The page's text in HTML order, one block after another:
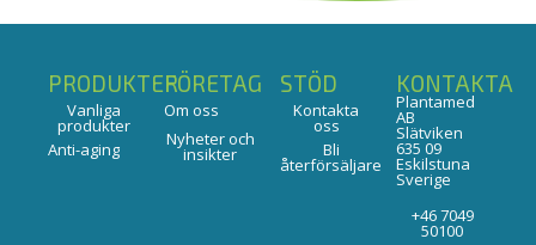
PRODUKTER
Vanliga
produkter
Anti-aging
FÖRETAG
Om oss
Nyheter och
insikter
STÖD
Kontakta
oss
Bli
återförsäljare
KONTAKTA
Plantamed
AB
Slätviken
635 09
Eskilstuna
Sverige
+46 7049
50100